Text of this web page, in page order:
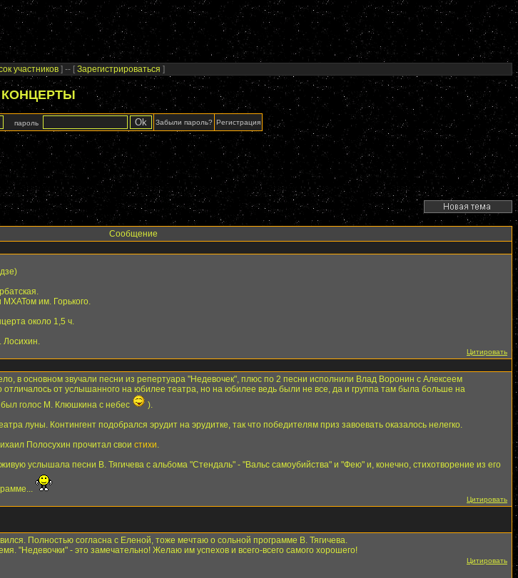
участников] -- [ Зарегистрироваться ]
КОНЦЕРТЫ
пароль Забыли пароль? Регистрация
Сообщение
им. Горького.
около 1,5 ч.
Лосихин.
Цитировать
в основном звучали песни из репертуара "Недевочек", плюс по 2 песни исполнили Влад Воронин с Алексеем
отличалось от услышанного на юбилее театра, но на юбилее ведь были не все, да и группа там была больше на
голос М. Клюшкина с небес
).
луны. Контингент подобрался эрудит на эрудитке, так что победителям приз завоевать оказалось нелегко.
Полосухин прочитал свои стихи.
услышала песни В. Тягичева с альбома "Стендаль" - "Вальс самоубийства" и "Фею" и, конечно, стихотворение из его
Цитировать
Полностью согласна с Еленой, тоже мечтаю о сольной программе В. Тягичева.
"Недевочки" - это замечательно! Желаю им успехов и всего-всего самого хорошего!
Цитировать